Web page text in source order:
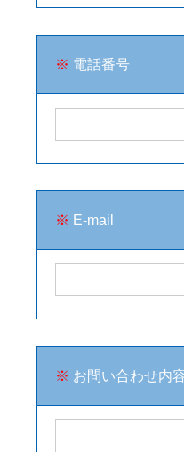
※ 電話番号
※ E-mail
※ お問い合わせ内